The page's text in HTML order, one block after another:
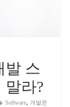
발 스
말라?
Software, 개발문